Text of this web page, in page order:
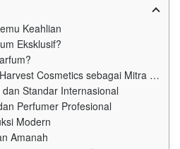
Keahlian
Eksklusif?
sebagai Mitra Maklon Parfum Anda
Standar Internasional
Perfumer Profesional
Modern
Amanah